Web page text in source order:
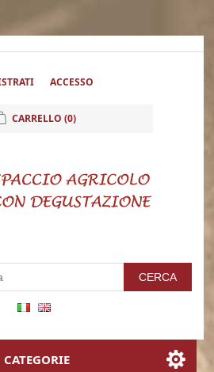
ACCESSO
CARRELLO (0)
CATEGORIE